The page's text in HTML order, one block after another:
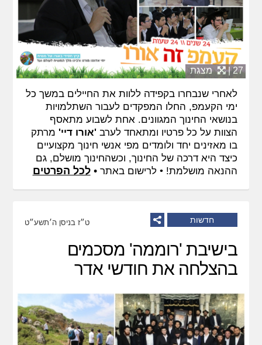
27 | מצגת
לאחרי שנבחרו בקפידה ללוות את החיילים במשך כל
ימי הקעמפ, החלו המפקדים לעבור השתלמויות
בנושאי החינוך המגוונים. אחת לשבוע מתאסף
הצוות על כל פרטיו ומתאחד לערב'אורו דיי' מרתק
בו מאזינים יחד ולומדים מפי אנשי חינוך מקצועיים
כיצד היא דרכה של החינוך, וכשהחינוך מושלם, גם
ההנאה מושלמת! •לרישום באתר •לכל הפרטים
חדשות ט״ז בניסן ה׳תשע״ט
בישיבת 'רוממה' מסכמים
בהצלחה את חודשי אדר